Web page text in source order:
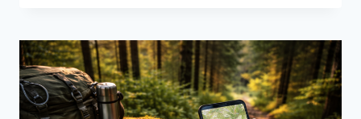
Z
NICH
KORZYSTAĆ
W
TERENIE